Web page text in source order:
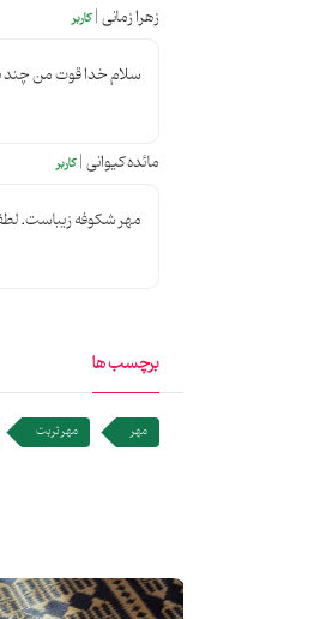
زهرا زمانی |کاربر
سلام خدا قوت من چند
مائده کیوانی |کاربر
مهر شکوفه زیباست.
برچسب ها
مهر مهر تربت